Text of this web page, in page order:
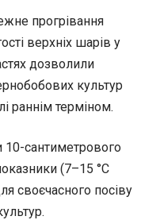
прогрівання
верхніх шарів у
дозволили
культур
раннім терміном.
10-сантиметрового
(7–15 °С
своєчасного посіву